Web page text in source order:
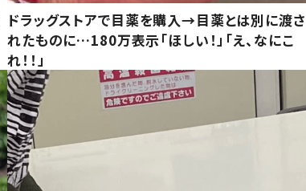
ドラッグストアで目薬を購入→目薬とは別に渡さ
れたものに…180万表示「ほしい！」「え、なにこ
れ！！」